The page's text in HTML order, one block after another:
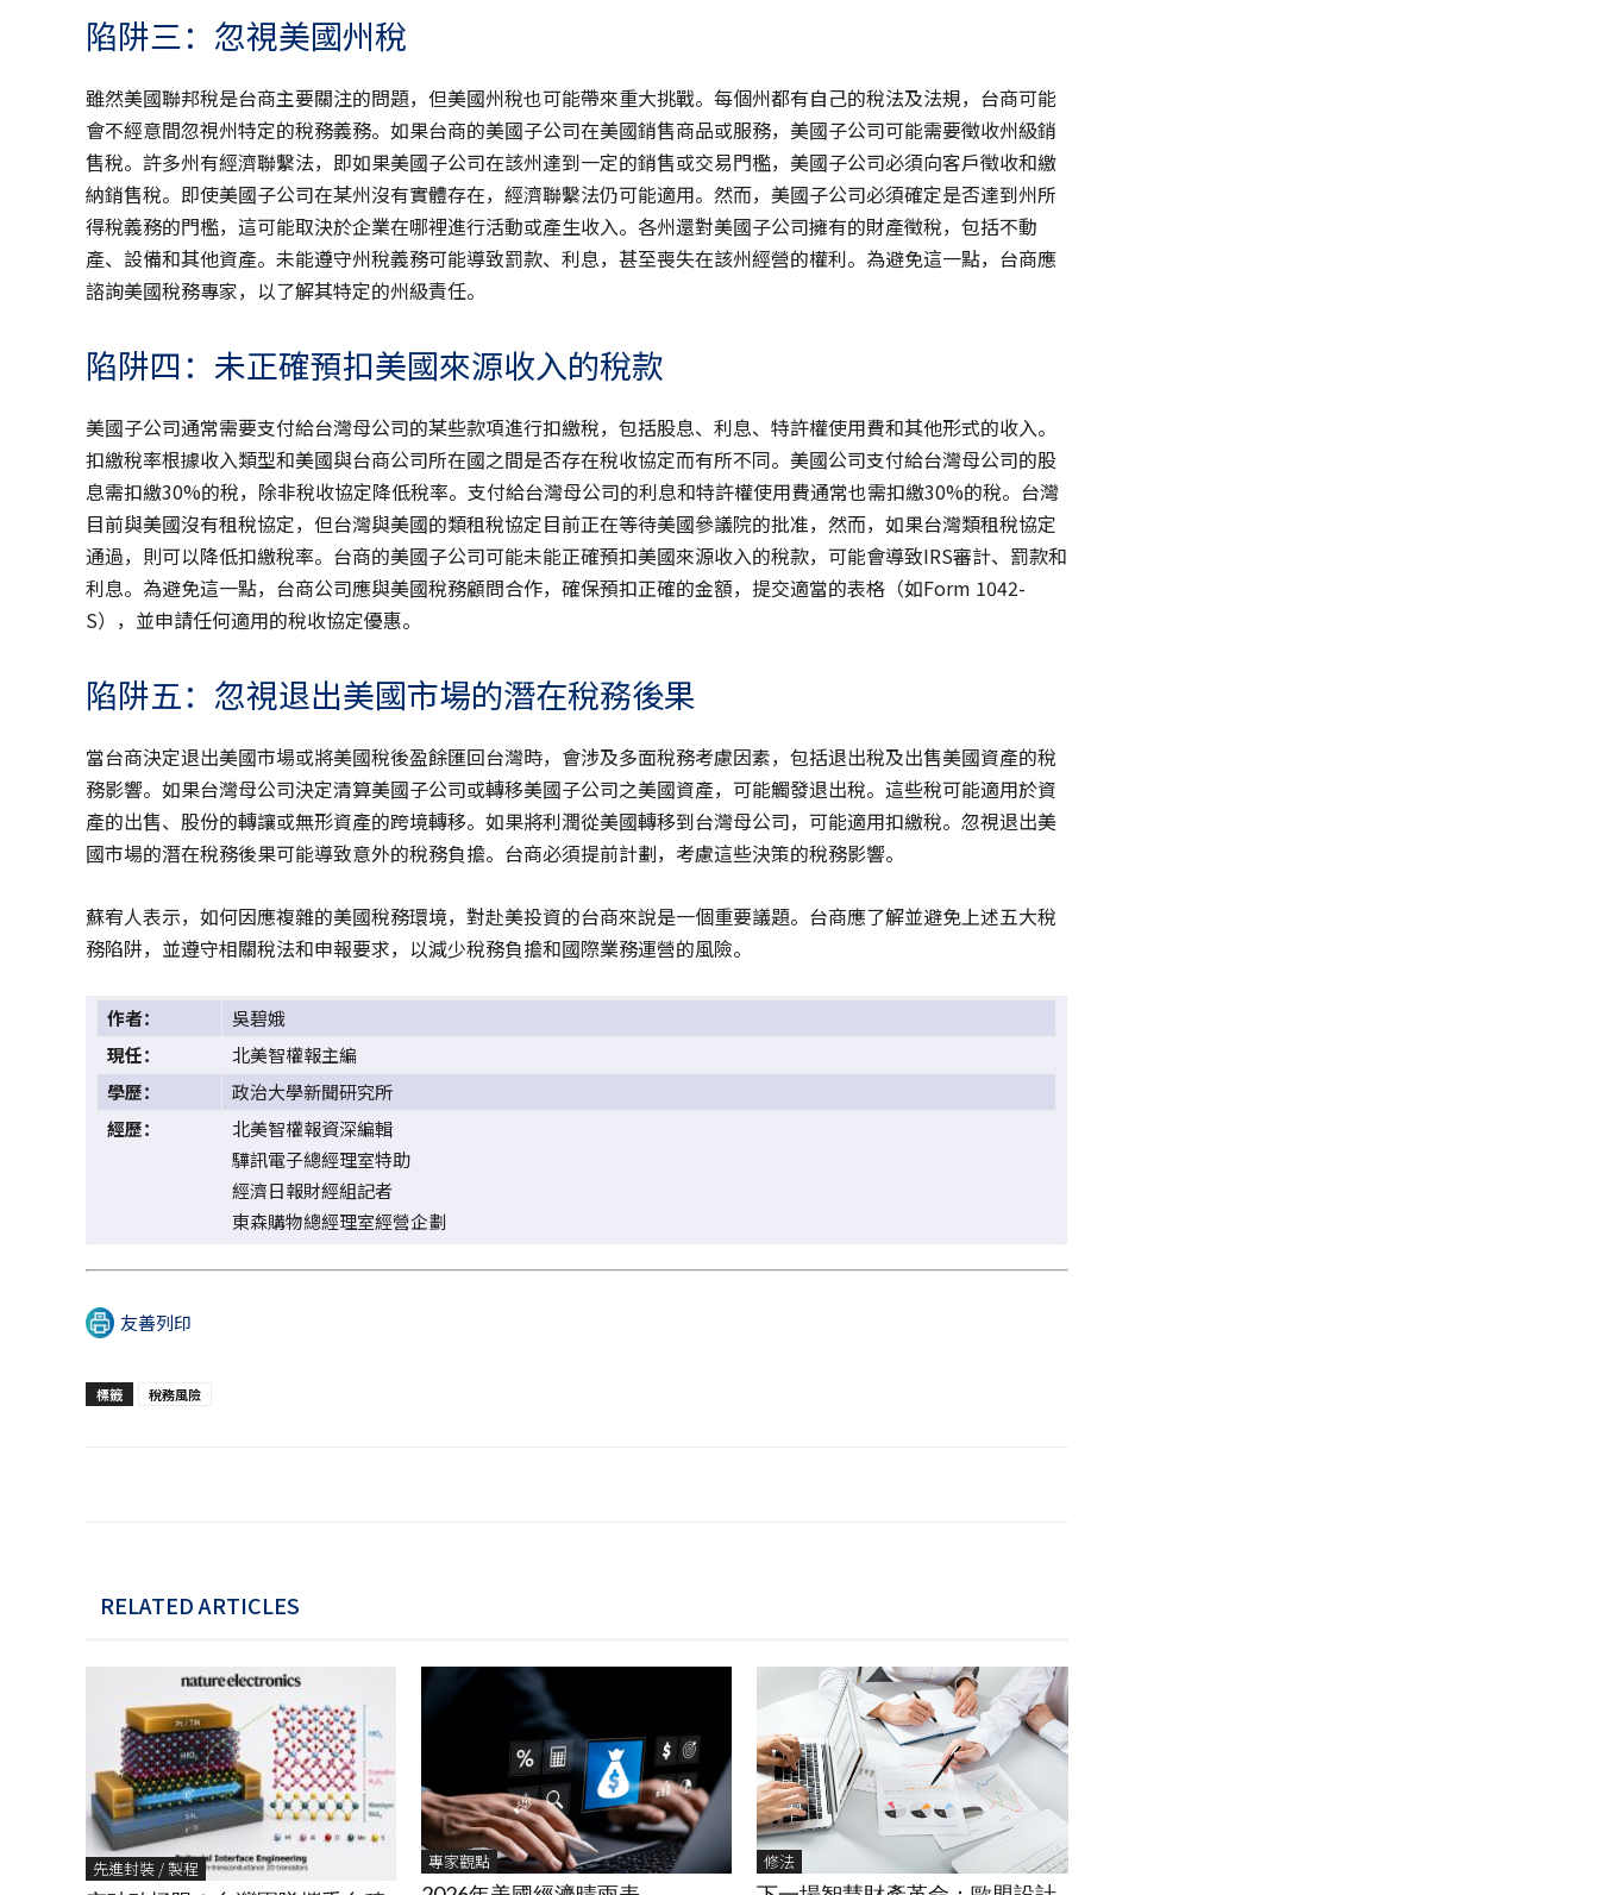
陷阱三：忽視美國州稅
雖然美國聯邦稅是台商主要關注的問題，但美國州稅也可能帶來重大挑戰。每個州都有自己的稅法及法規，台商可能
會不經意間忽視州特定的稅務義務。如果台商的美國子公司在美國銷售商品或服務，美國子公司可能需要徵收州級銷
售稅。許多州有經濟聯繫法，即如果美國子公司在該州達到一定的銷售或交易門檻，美國子公司必須向客戶徵收和繳
納銷售稅。即使美國子公司在某州沒有實體存在，經濟聯繫法仍可能適用。然而，美國子公司必須確定是否達到州所
得稅義務的門檻，這可能取決於企業在哪裡進行活動或產生收入。各州還對美國子公司擁有的財產徵稅，包括不動
產、設備和其他資產。未能遵守州稅義務可能導致罰款、利息，甚至喪失在該州經營的權利。為避免這一點，台商應
諮詢美國稅務專家，以了解其特定的州級責任。
陷阱四：未正確預扣美國來源收入的稅款
美國子公司通常需要支付給台灣母公司的某些款項進行扣繳稅，包括股息、利息、特許權使用費和其他形式的收入。
扣繳稅率根據收入類型和美國與台商公司所在國之間是否存在稅收協定而有所不同。美國公司支付給台灣母公司的股
息需扣繳30%的稅，除非稅收協定降低稅率。支付給台灣母公司的利息和特許權使用費通常也需扣繳30%的稅。台灣
目前與美國沒有租稅協定，但台灣與美國的類租稅協定目前正在等待美國參議院的批准，然而，如果台灣類租稅協定
通過，則可以降低扣繳稅率。台商的美國子公司可能未能正確預扣美國來源收入的稅款，可能會導致IRS審計、罰款和
利息。為避免這一點，台商公司應與美國稅務顧問合作，確保預扣正確的金額，提交適當的表格（如Form 1042-
S），並申請任何適用的稅收協定優惠。
陷阱五：忽視退出美國市場的潛在稅務後果
當台商決定退出美國市場或將美國稅後盈餘匯回台灣時，會涉及多面稅務考慮因素，包括退出稅及出售美國資產的稅
務影響。如果台灣母公司決定清算美國子公司或轉移美國子公司之美國資產，可能觸發退出稅。這些稅可能適用於資
產的出售、股份的轉讓或無形資產的跨境轉移。如果將利潤從美國轉移到台灣母公司，可能適用扣繳稅。忽視退出美
國市場的潛在稅務後果可能導致意外的稅務負擔。台商必須提前計劃，考慮這些決策的稅務影響。
蘇宥人表示，如何因應複雜的美國稅務環境，對赴美投資的台商來說是一個重要議題。台商應了解並避免上述五大稅
務陷阱，並遵守相關稅法和申報要求，以減少稅務負擔和國際業務運營的風險。
作者：
吳碧娥
現任：
北美智權報主編
學歷：
政治大學新聞研究所
經歷：
北美智權報資深編輯
驊訊電子總經理室特助
經濟日報財經組記者
東森購物總經理室經營企劃
友善列印
標籤 稅務風險
RELATED ARTICLES
先進封裝 / 製程 專家觀點 修法